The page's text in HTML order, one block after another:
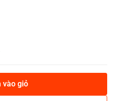
vào giỏ